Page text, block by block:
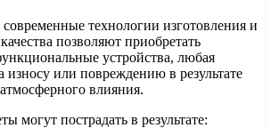
технологии изготовления и
позволяют приобретать
устройства, любая
износу или повреждению в результате
влияния.
могут пострадать в результате: